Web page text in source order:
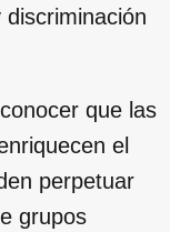
que las
el
perpetuar
grupos